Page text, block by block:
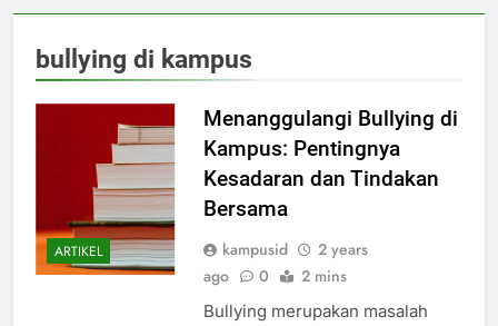
bullying di kampus
ARTIKEL
Menanggulangi Bullying di
Kampus: Pentingnya
Kesadaran dan Tindakan
Bersama
kampusid
2 years
ago
0 2 mins
Bullying merupakan masalah